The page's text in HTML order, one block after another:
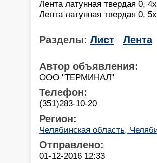
Лента латунная твердая 0,
Лента латунная твердая 0,
Разделы: Лист Лента
Автор объявления:
OOO "ТЕРМИНАЛ"
Телефон:
(351)283-10-20
Регион:
Челябинская область,
Отправлено:
01-12-2016 12:33